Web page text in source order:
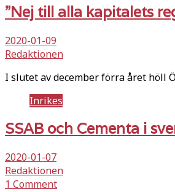
”Nej till alla kapitalets
2020-01-09
Redaktionen
I slutet av december förra året höll
Inrikes
SSAB och Cementa i
2020-01-07
Redaktionen
1 Comment